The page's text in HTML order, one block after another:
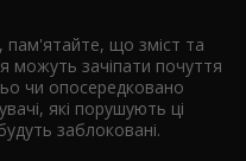
що зміст та
можуть зачіпати почуття
чи опосередковано
які порушують ці
заблоковані.